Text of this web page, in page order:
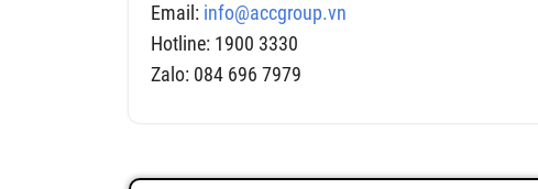
Email: info@accgroup.vn
Hotline: 1900 3330
Zalo: 084 696 7979